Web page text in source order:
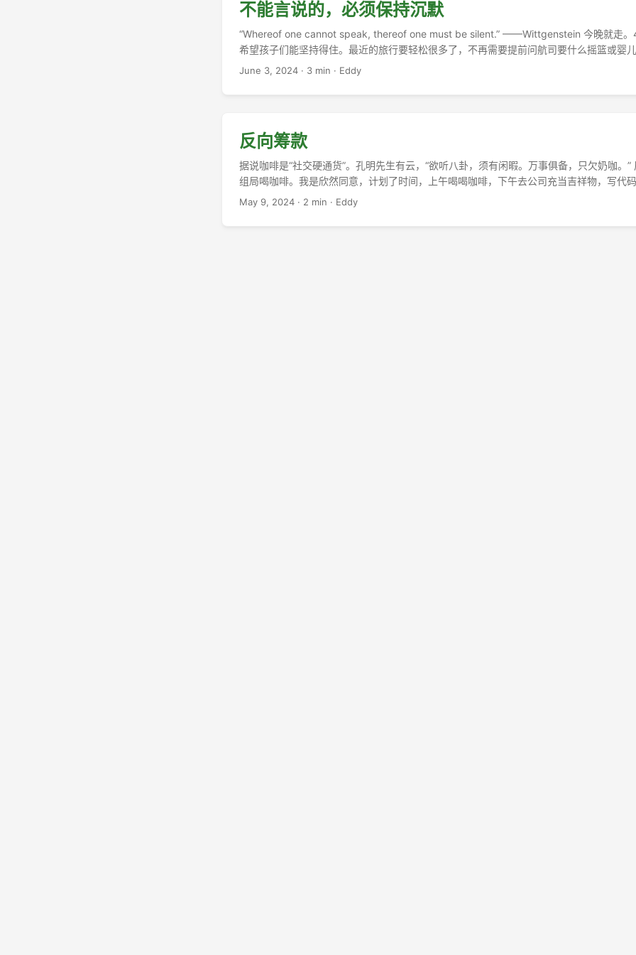
不能言说的，必须保持沉默
“Whereof one cannot speak, thereof one must be silent.” ——Wittgenstein 今晚就走。
希望孩子们能坚持得住。最近的旅行要轻松很多了，不再需要提前问航司要什么摇篮或婴
June 3, 2024 · 3 min · Eddy
反向筹款
据说咖啡是“社交硬通货”。孔明先生有云，“欲听八卦，须有闲暇。万事俱备，只欠奶咖。
组局喝咖啡。我是欣然同意，计划了时间，上午喝喝咖啡，下午去公司充当吉祥物，写代
Emma说我们充卡的健身房跑路，第二天得去处理转会籍的麻烦事。所以她第二天一早去
一下……”“健身房报警了……”“我先回来吧，你可以走了……”“健身房给我打电话，我登记的
May 9, 2024 · 2 min · Eddy